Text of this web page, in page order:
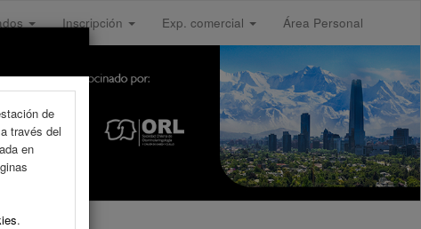
de
través del
en
.
Inscripción Exp. comercial Área Personal